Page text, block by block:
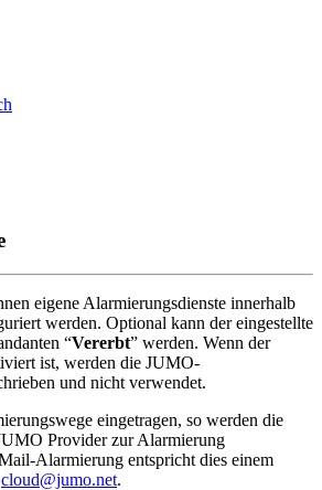
eigene Alarmierungsdienste innerhalb
werden. Optional kann der eingestellte
“Vererbt” werden. Wenn der
ist, werden die JUMO-
und nicht verwendet.
eingetragen, so werden die
Provider zur Alarmierung
Alarmierung entspricht dies einem
cloud@jumo.net.